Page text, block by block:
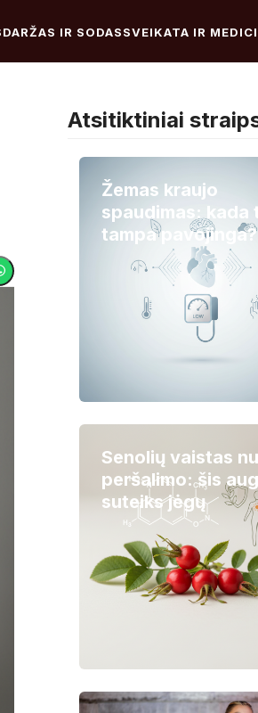
DARŽAS IR SODASSVEIKATA IR
Atsitiktiniai
Žemas kraujo
spaudimas: kada
tampa pavojinga?
Senolių vaistas
peršalimo: šis
suteiks jėgų